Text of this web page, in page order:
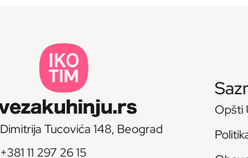
Dimitrija Tucovića 148, Beograd
+381 11 297 26 15
Opšti